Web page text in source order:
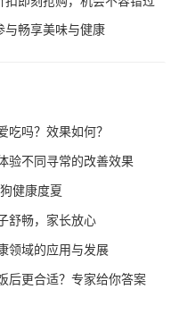
与畅享美味与健康
吃吗？效果如何？
验不同寻常的改善效果
健康度夏
舒畅，家长放心
领域的应用与发展
后更合适？专家给你答案